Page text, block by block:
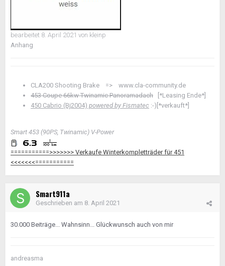
bearbeitet 8. April 2021 von kleinp
Anhang
CLA200 Shooting Brake => www.cla-community.de
453 Coupe 66kw Twinamic Panoramadach [*Leasing Ende*]
450 Cabrio (Bj2004) powered by Fismatec :-)[*verkauft*]
Smart 453 (90PS, Twinamic) V-Power
===========>>>>>>> Verkaufe Winterkompletträder für 451
<<<<<<<===========
Smart911a
Geschrieben am 8. April 2021
30.000 Beiträge... Wahnsinn... Glückwunsch auch von mir
andreasma